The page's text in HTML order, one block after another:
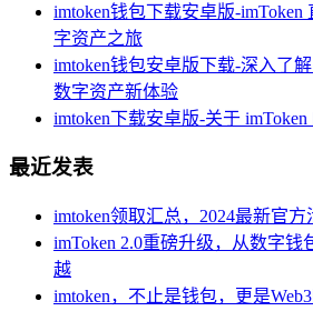
imtoken钱包下载安卓版-
字资产之旅
imtoken钱包安卓版下载-深入了
数字资产新体验
imtoken下载安卓版-关于
最近发表
imtoken领取汇总，2024最新官
imToken 2.0重磅升级，从数字钱
越
imtoken，不止是钱包，更是